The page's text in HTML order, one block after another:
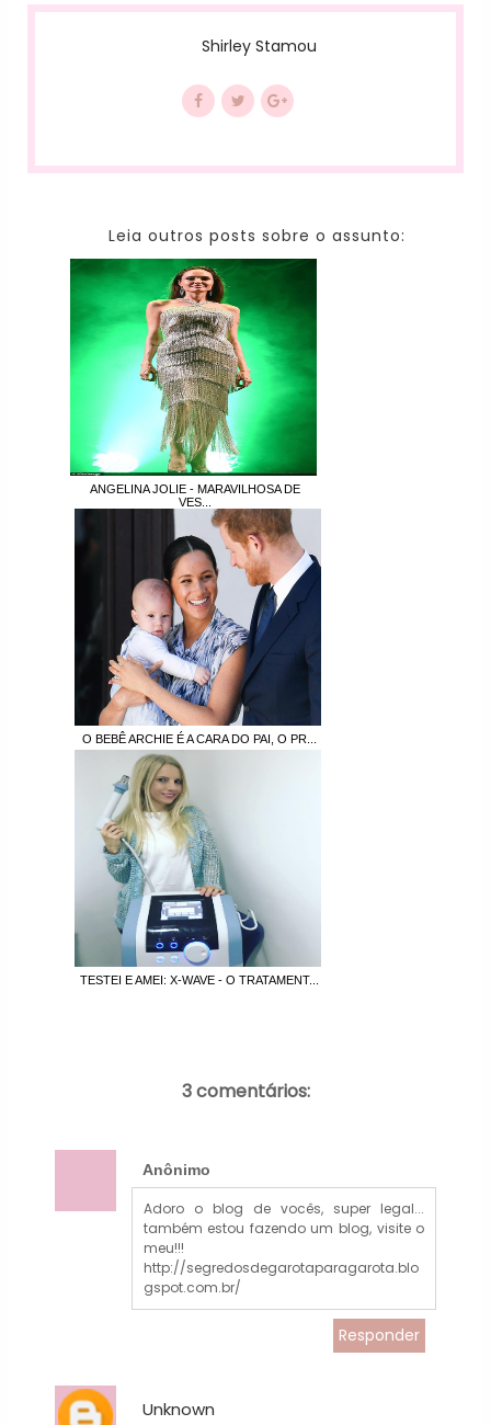
Shirley Stamou
Leia outros posts sobre o assunto:
ANGELINA JOLIE - MARAVILHOSA DE
VES...
O BEBÊ ARCHIE É A CARA DO PAI, O PR...
TESTEI E AMEI: X-WAVE - O TRATAMENT...
3 comentários:
Anônimo
Adoro o blog de vocês, super legal...
também estou fazendo um blog, visite o
meu!!!
http://segredosdegarotaparagarota.blo
gspot.com.br/
Responder
Unknown